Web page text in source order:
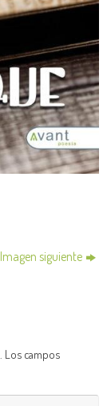
Imagen siguiente
Los campos